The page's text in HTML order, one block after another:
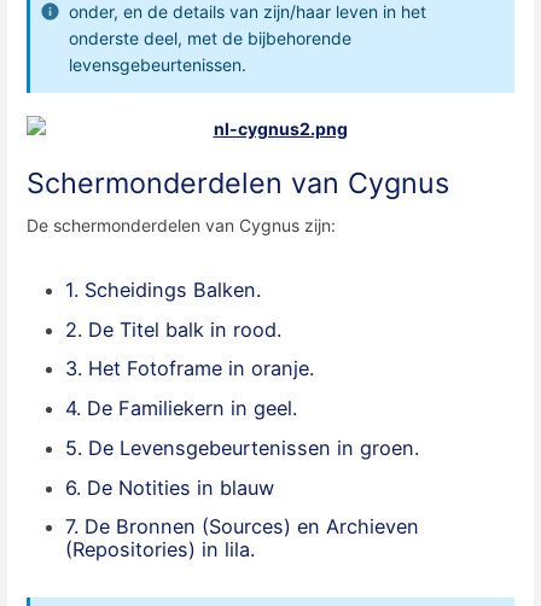
onder, en de details van zijn/haar leven in het
onderste deel, met de bijbehorende
levensgebeurtenissen.
Schermonderdelen van Cygnus
De schermonderdelen van Cygnus zijn:
1. Scheidings Balken.
2. De Titel balk in rood.
3. Het Fotoframe in oranje.
4. De Familiekern in geel.
5. De Levensgebeurtenissen in groen.
6. De Notities in blauw
7. De Bronnen (Sources) en Archieven
(Repositories) in lila.